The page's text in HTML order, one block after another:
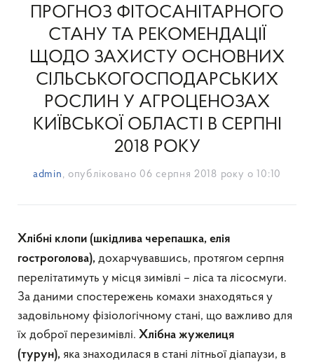
ПРОГНОЗ ФІТОСАНІТАРНОГО
СТАНУ ТА РЕКОМЕНДАЦІЇ
ЩОДО ЗАХИСТУ ОСНОВНИХ
СІЛЬСЬКОГОСПОДАРСЬКИХ
РОСЛИН У АГРОЦЕНОЗАХ
КИЇВСЬКОЇ ОБЛАСТІ В СЕРПНІ
2018 РОКУ
admin , опубліковано 06 серпня 2018 року о 10:10
Хлібні клопи (шкідлива черепашка, елія
гостроголова), дохарчувавшись, протягом серпня
перелітатимуть у місця зимівлі – ліса та лісосмуги.
За даними спостережень комахи знаходяться у
задовільному фізіологічному стані, що важливо для
їх доброї перезимівлі. Хлібна жужелиця
(турун), яка знаходилася в стані літньої діапаузи, в